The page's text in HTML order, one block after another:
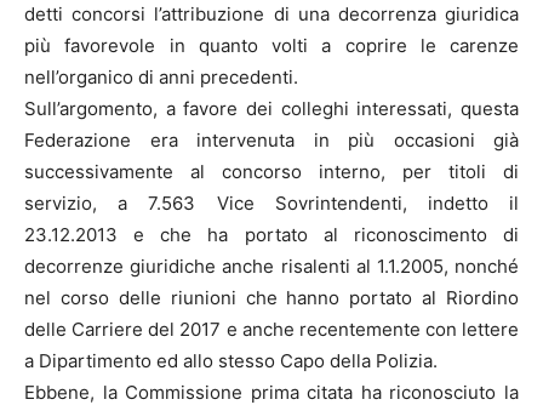
detti concorsi l’attribuzione di una decorrenza giuridica
più favorevole in quanto volti a coprire le carenze
nell’organico di anni precedenti.
Sull’argomento, a favore dei colleghi interessati, questa
Federazione era intervenuta in più occasioni già
successivamente al concorso interno, per titoli di
servizio, a 7.563 Vice Sovrintendenti, indetto il
23.12.2013 e che ha portato al riconoscimento di
decorrenze giuridiche anche risalenti al 1.1.2005, nonché
nel corso delle riunioni che hanno portato al Riordino
delle Carriere del 2017 e anche recentemente con lettere
a Dipartimento ed allo stesso Capo della Polizia.
Ebbene, la Commissione prima citata ha riconosciuto la